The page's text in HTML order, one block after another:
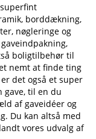
borddækning,
nøgleringe og
boligtilbehør til
nemt at finde ting
det også et super
gave, til en du
af gaveidéer og
Du kan altså med
vores udvalg af